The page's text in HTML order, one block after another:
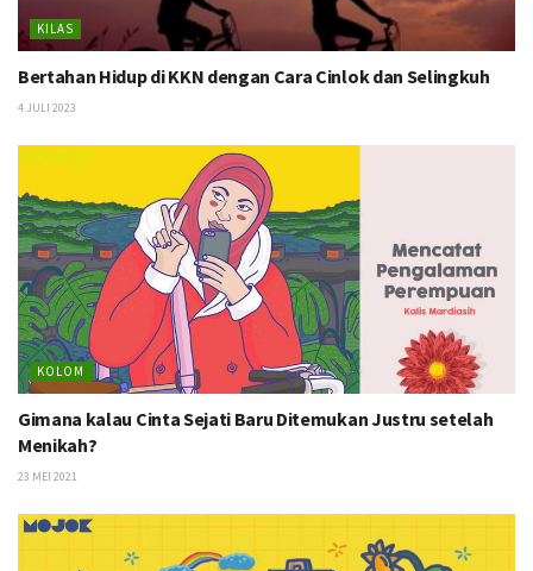
KILAS
Bertahan Hidup di KKN dengan Cara Cinlok dan Selingkuh
4 JULI 2023
KOLOM
Gimana kalau Cinta Sejati Baru Ditemukan Justru setelah
Menikah?
23 MEI 2021